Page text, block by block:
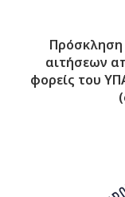
Πρόσκληση
αιτήσεων
φορείς του